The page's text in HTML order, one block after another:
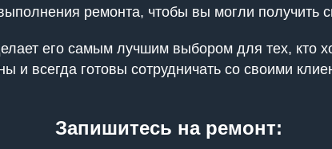
ремонта, чтобы вы могли получить
его самым лучшим выбором для тех, кто
и всегда готовы сотрудничать со своими
Запишитесь на ремонт: